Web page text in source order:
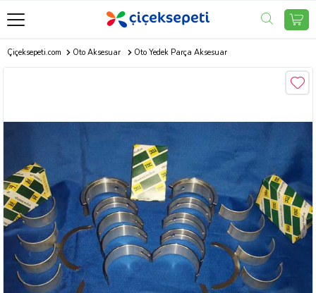
Çiçeksepeti.com Oto Aksesuar Oto Yedek Parça Aksesuar